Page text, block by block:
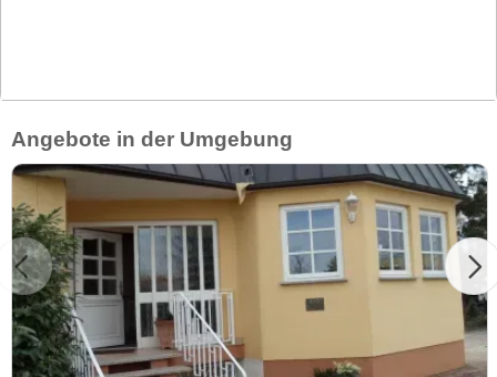
Angebote in der Umgebung